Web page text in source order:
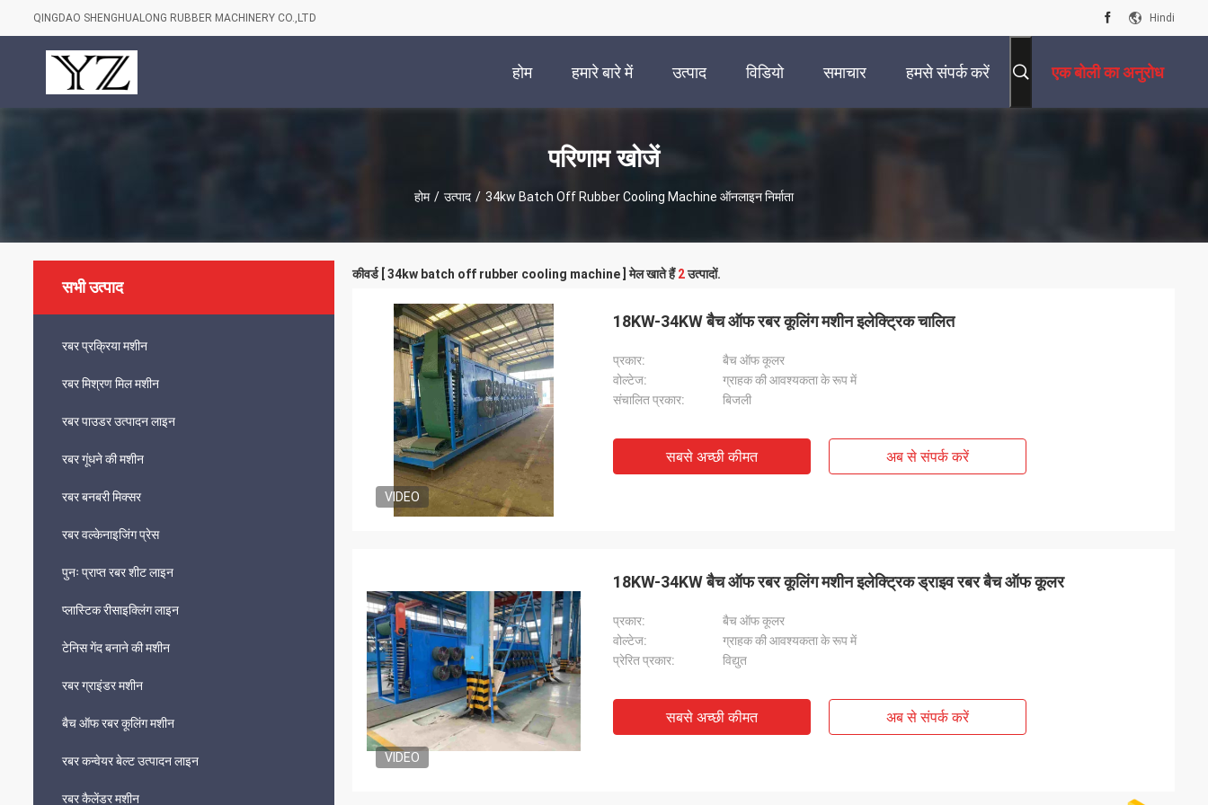
QINGDAO SHENGHUALONG RUBBER MACHINERY CO.,LTD Hindi
होम हमारे बारे में उत्पाद विडियो समाचार हमसे संपर्क करें एक बोली का अनुरोध
परिणाम खोजें
होम / उत्पाद / 34kw Batch Off Rubber Cooling Machine ऑनलाइन निर्माता
सभी उत्पाद
रबर प्रक्रिया मशीन
रबर मिश्रण मिल मशीन
रबर पाउडर उत्पादन लाइन
रबर गूंधने की मशीन
रबर बनबरी मिक्सर
रबर वल्केनाइजिंग प्रेस
पुनः प्राप्त रबर शीट लाइन
प्लास्टिक रीसाइक्लिंग लाइन
टेनिस गेंद बनाने की मशीन
रबर ग्राइंडर मशीन
बैच ऑफ रबर कूलिंग मशीन
रबर कन्वेयर बेल्ट उत्पादन लाइन
रबर कैलेंडर मशीन
कीवर्ड [ 34kw batch off rubber cooling machine ] मेल खाते हैं2उत्पादों.
VIDEO
18KW-34KW बैच ऑफ रबर कूलिंग मशीन इलेक्ट्रिक चालित
प्रकार:
बैच ऑफ कूलर
वोल्टेज:
ग्राहक की आवश्यकता के रूप में
संचालित प्रकार:
बिजली
सबसे अच्छी कीमत अब से संपर्क करें
VIDEO
18KW-34KW बैच ऑफ रबर कूलिंग मशीन इलेक्ट्रिक ड्राइव रबर बैच ऑफ कूलर
प्रकार:
बैच ऑफ कूलर
वोल्टेज:
ग्राहक की आवश्यकता के रूप में
प्रेरित प्रकार:
विद्युत
सबसे अच्छी कीमत अब से संपर्क करें